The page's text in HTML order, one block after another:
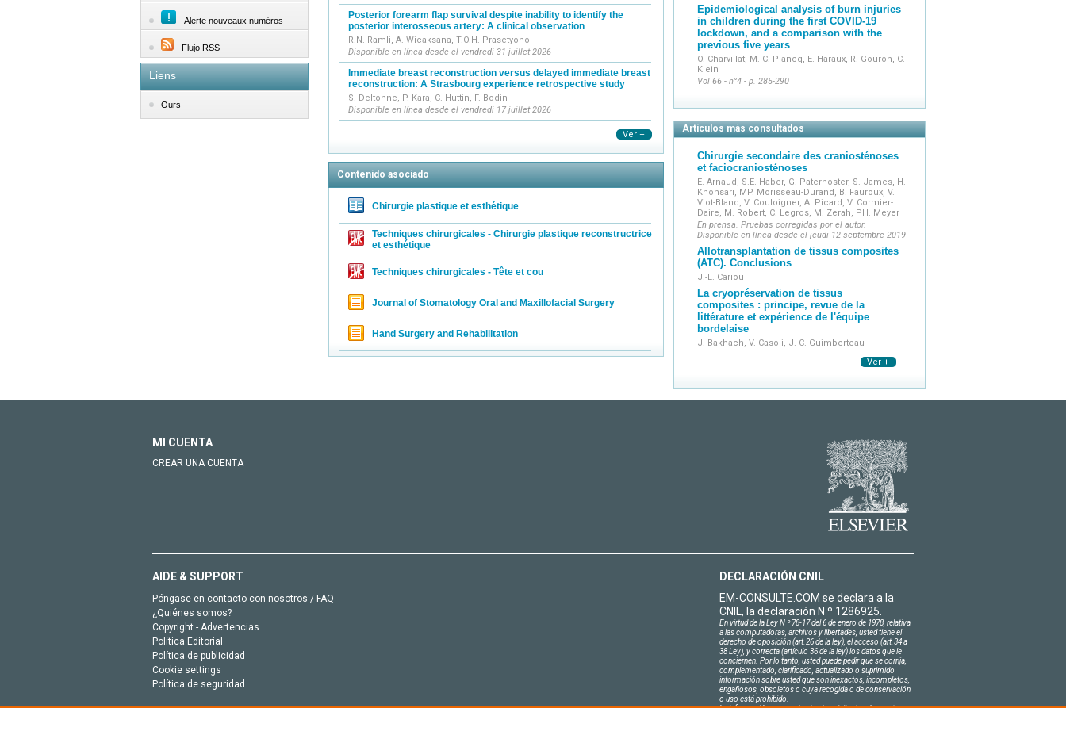
Alerte nouveaux numéros
Flujo RSS
Liens
Ours
Posterior forearm flap survival despite inability to identify the
posterior interosseous artery: A clinical observation
R.N. Ramli, A. Wicaksana, T.O.H. Prasetyono
Disponible en línea desde el vendredi 31 juillet 2026
Immediate breast reconstruction versus delayed immediate breast
reconstruction: A Strasbourg experience retrospective study
S. Deltonne, P. Kara, C. Huttin, F. Bodin
Disponible en línea desde el vendredi 17 juillet 2026
Ver +
Contenido asociado
Chirurgie plastique et esthétique
Techniques chirurgicales - Chirurgie plastique reconstructrice
et esthétique
Techniques chirurgicales - Tête et cou
Journal of Stomatology Oral and Maxillofacial Surgery
Hand Surgery and Rehabilitation
Epidemiological analysis of burn injuries
in children during the first COVID-19
lockdown, and a comparison with the
previous five years
O. Charvillat, M.-C. Plancq, E. Haraux, R. Gouron, C.
Klein
Vol 66 - n°4 - p. 285-290
Artículos más consultados
Chirurgie secondaire des craniosténoses
et faciocraniosténoses
E. Arnaud, S.E. Haber, G. Paternoster, S. James, H.
Khonsari, MP. Morisseau-Durand, B. Fauroux, V.
Viot-Blanc, V. Couloigner, A. Picard, V. Cormier-
Daire, M. Robert, C. Legros, M. Zerah, PH. Meyer
En prensa. Pruebas corregidas por el autor.
Disponible en línea desde el jeudi 12 septembre 2019
Allotransplantation de tissus composites
(ATC). Conclusions
J.-L. Cariou
La cryopréservation de tissus
composites : principe, revue de la
littérature et expérience de l'équipe
bordelaise
J. Bakhach, V. Casoli, J.-C. Guimberteau
Ver +
MI CUENTA
CREAR UNA CUENTA
AIDE & SUPPORT
Póngase en contacto con nosotros / FAQ
¿Quiénes somos?
Copyright - Advertencias
Política Editorial
Política de publicidad
Cookie settings
Política de seguridad
DECLARACIÓN CNIL
EM-CONSULTE.COM se declara a la
CNIL, la declaración N º 1286925.
En virtud de la Ley N º 78-17 del 6 de enero de 1978, relativa
a las computadoras, archivos y libertades, usted tiene el
derecho de oposición (art.26 de la ley), el acceso (art.34 a
38 Ley), y correcta (artículo 36 de la ley) los datos que le
conciernen. Por lo tanto, usted puede pedir que se corrija,
complementado, clarificado, actualizado o suprimido
información sobre usted que son inexactos, incompletos,
engañosos, obsoletos o cuya recogida o de conservación
o uso está prohibido.
La información personal sobre los visitantes de nuestro